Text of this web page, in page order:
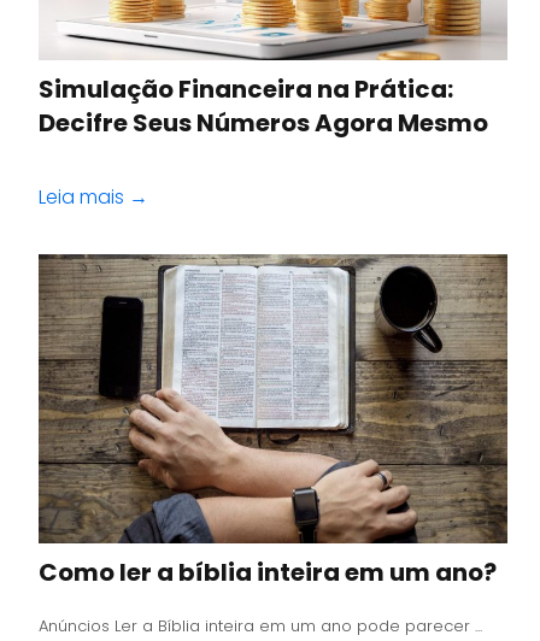
Simulação Financeira na Prática:
Decifre Seus Números Agora Mesmo
Leia mais →
Como ler a bíblia inteira em um ano?
Anúncios Ler a Bíblia inteira em um ano pode parecer ...